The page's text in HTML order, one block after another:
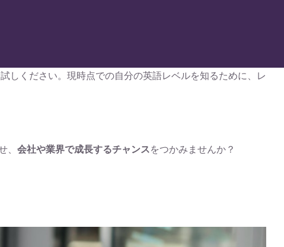
しください。現時点での自分の英語レベルを知るために、レ
、 会社や業界で成長するチャンスをつかみませんか？